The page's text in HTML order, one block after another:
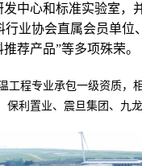
中心和标准实验室，
业协会直属会员单
荐产品”等多项殊荣。
工程专业承包一级资质，
利置业、震旦集团、九